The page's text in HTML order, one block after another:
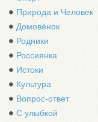
Природа и Человек
Домовёнок
Родники
Россиянка
Истоки
Культура
Вопрос-ответ
С улыбкой